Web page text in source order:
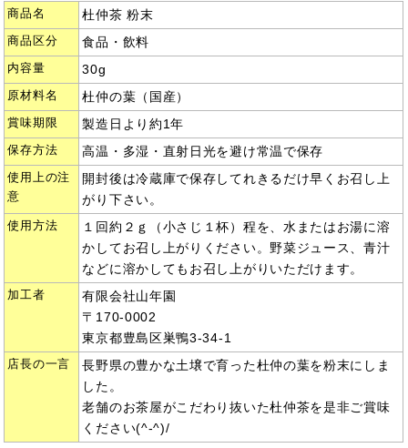
商品名 杜仲茶 粉末
商品区分 食品・飲料
内容量 30g
原材料名 杜仲の葉（国産）
賞味期限 製造日より約1年
保存方法 高温・多湿・直射日光を避け常温で保存
使用上の注
意
開封後は冷蔵庫で保存してれきるだけ早くお召し上
がり下さい。
使用方法
１回約２ｇ（小さじ１杯）程を、水またはお湯に溶
かしてお召し上がりください。野菜ジュース、青汁
などに溶かしてもお召し上がりいただけます。
加工者
有限会社山年園
〒170-0002
東京都豊島区巣鴨3-34-1
店長の一言
長野県の豊かな土壌で育った杜仲の葉を粉末にしま
した。
老舗のお茶屋がこだわり抜いた杜仲茶を是非ご賞味
ください(^-^)/